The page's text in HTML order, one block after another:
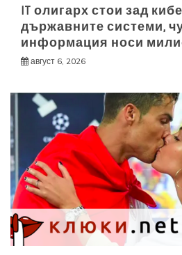
IT олигарх стои зад
държавните системи,
информация носи
август 6, 2026